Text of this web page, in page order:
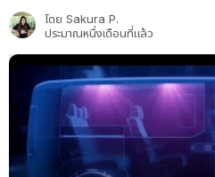
โดย Sakura P.
ประมาณหนึ่งเดือนที่แล้ว